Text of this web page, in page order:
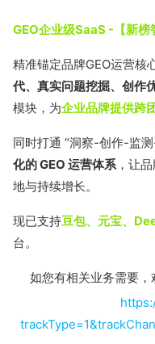
GEO企业级SaaS -【新榜
精准锚定品牌GEO运营核
代、真实问题挖掘、创作
模块，为企业品牌提供跨
同时打通 “洞察-创作-监测
化的 GEO 运营体系，让
地与持续增长。
现已支持豆包、元宝、
台。
如您有相关业务需要，